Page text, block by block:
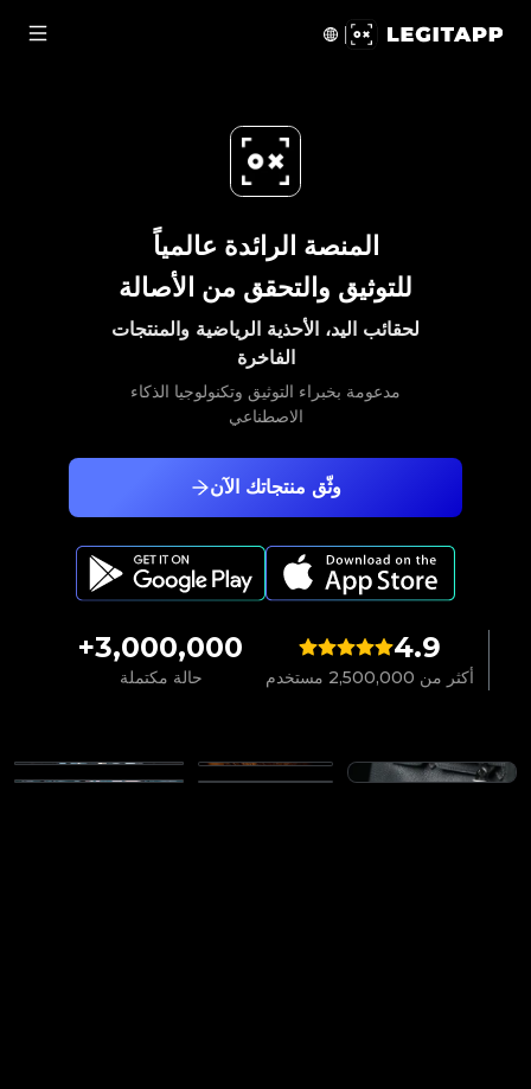
4.9
أكثر من 2,500,000 مستخدم
3,000,000+
حالة مكتملة
وثّق منتجاتك الآن
لحقائب اليد، الأحذية الرياضية والمنتجات
الفاخرة
مدعومة بخبراء التوثيق وتكنولوجيا الذكاء
الاصطناعي
المنصة الرائدة عالمياً
للتوثيق والتحقق من الأصالة